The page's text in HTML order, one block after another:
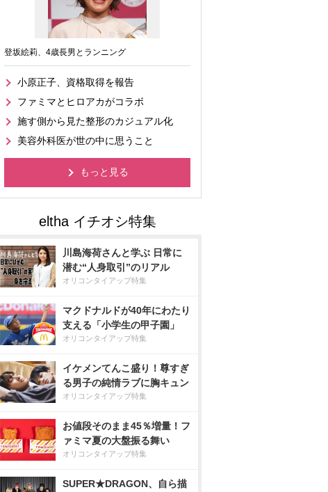
登坂絵莉、4歳長男とランニング
小原正子、資格取得を報告
ファミマとヒロアカがコラボ
施す側から見た整形のカジュアル化
美容外科医が世の中に思うこと
もっと見る
川島海荷さんと学ぶ 日常に
潜む“人身取引”のリアル
オリコンタイアップ特集
マクドナルドが40年にわたり
支える「小学生の甲子園」
オリコンタイアップ特集
イケメンてんこ盛り！尊すぎ
る男子の純情ラブに胸キュン
オリコンタイアップ特集
お値段そのまま45％増量！フ
ァミマ夏の大盤振る舞い
オリコンタイアップ特集
SUPER★DRAGON、自ら描